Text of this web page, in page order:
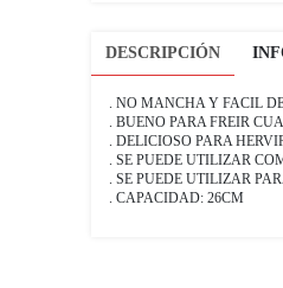
DESCRIPCIÓN
. NO MANCHA Y FACIL
. BUENO PARA FREIR
. DELICIOSO PARA
. SE PUEDE UTILIZAR
. SE PUEDE UTILIZAR
. CAPACIDAD: 26CM